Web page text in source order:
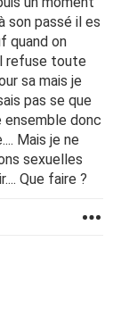
son passé il es
quand on
refuse toute
sa mais je
pas se que
ensemble donc
Mais je ne
sexuelles
Que faire ?